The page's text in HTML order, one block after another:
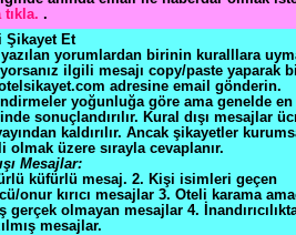
tıkla. .
Şikayet Et
yorumlardan birinin kuralllara
ilgili mesajı copy/paste yaparak
adresine email gönderin.
yoğunluğa göre ama genelde
sonuçlandırılır. Kural dışı mesajlar
kaldırılır. Ancak şikayetler
olmak üzere sırayla cevaplanır.
Mesajlar:
küfürlü mesaj. 2. Kişi isimleri geçen
onur kırıcı mesajlar 3. Oteli karama
gerçek olmayan mesajlar 4.
mesajlar.